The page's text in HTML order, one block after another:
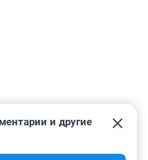
и другие